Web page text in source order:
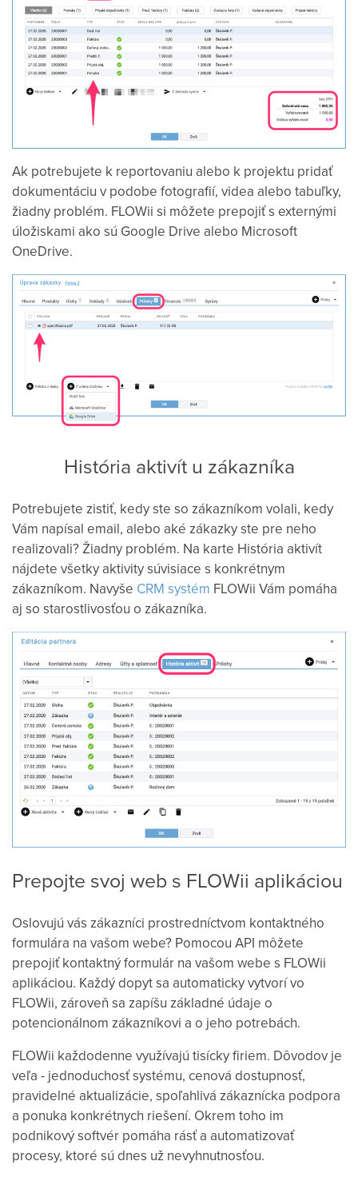
Ak potrebujete k reportovaniu alebo k projektu pridať
dokumentáciu v podobe fotografií, videa alebo tabuľky,
žiadny problém. FLOWii si môžete prepojiť s externými
úložiskami ako sú Google Drive alebo Microsoft
OneDrive.
História aktivít u zákazníka
Potrebujete zistiť, kedy ste so zákazníkom volali, kedy
Vám napísal email, alebo aké zákazky ste pre neho
realizovali? Žiadny problém. Na karte História aktivít
nájdete všetky aktivity súvisiace s konkrétnym
zákazníkom. Navyše CRM systém FLOWii Vám pomáha
aj so starostlivosťou o zákazníka.
Prepojte svoj web s FLOWii aplikáciou
Oslovujú vás zákazníci prostredníctvom kontaktného
formulára na vašom webe? Pomocou API môžete
prepojiť kontaktný formulár na vašom webe s FLOWii
aplikáciou. Každý dopyt sa automaticky vytvorí vo
FLOWii, zároveň sa zapíšu základné údaje o
potencionálnom zákazníkovi a o jeho potrebách.
FLOWii každodenne využívajú tisícky firiem. Dôvodov je
veľa - jednoduchosť systému, cenová dostupnosť,
pravidelné aktualizácie, spoľahlivá zákaznícka podpora
a ponuka konkrétnych riešení. Okrem toho im
podnikový softvér pomáha rásť a automatizovať
procesy, ktoré sú dnes už nevyhnutnosťou.